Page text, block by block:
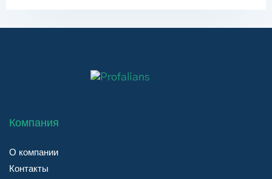
Компания
О компании
Контакты